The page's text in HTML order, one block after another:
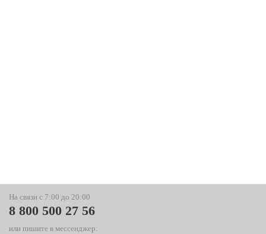
На связи с 7:00 до 20:00
8 800 500 27 56
или пишите в мессенджер: